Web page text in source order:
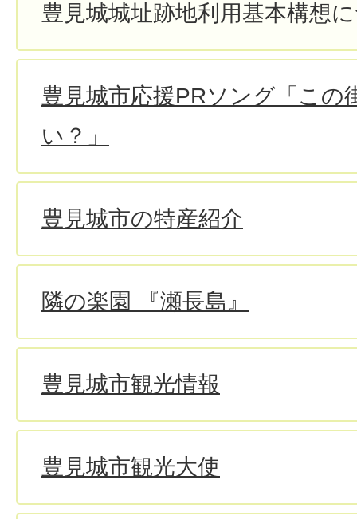
豊見城城址跡地利用基本構想
豊見城市応援PRソング「この
い？」
豊見城市の特産紹介
隣の楽園 『瀬長島』
豊見城市観光情報
豊見城市観光大使